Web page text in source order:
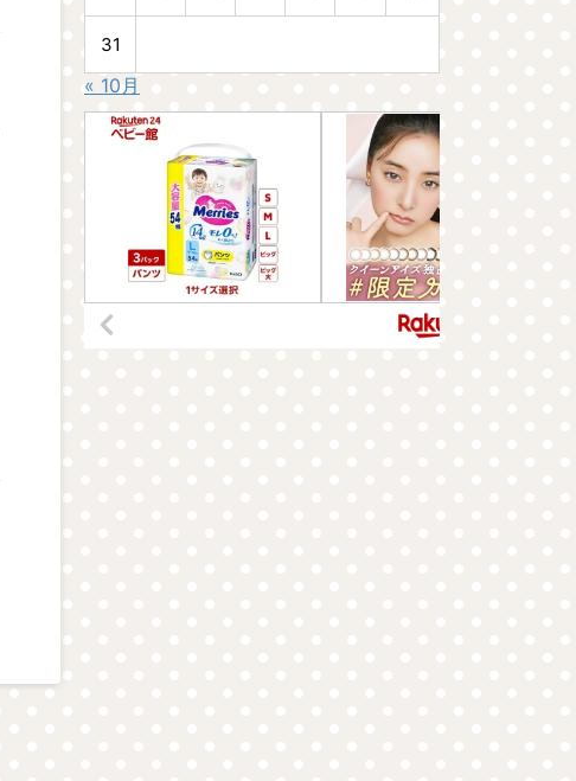
31
« 10月